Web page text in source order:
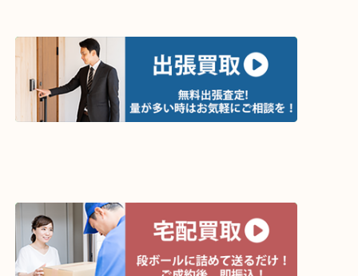
ライン査定始めました☆お友だち登録お願いしま
↓スマホでご覧頂いている方はこちらをタップ↓